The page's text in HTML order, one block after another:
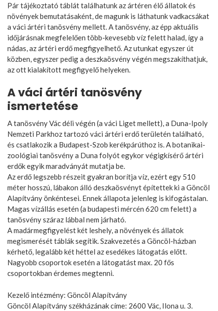
Pár tájékoztató táblát találhatunk az ártéren élő állatok és
növények bemutatásaként, de magunk is láthatunk vadkacsákat
a váci ártéri tanösvény mellett. A tanösvény, az épp aktuális
időjárásnak megfelelően több-kevesebb víz felett halad, így a
nádas, az ártéri erdő megfigyelhető. Az utunkat egyszer út
közben, egyszer pedig a deszkaösvény végén megszakíthatjuk,
az ott kialakított megfigyelő helyeken.
A váci ártéri tanösvény
ismertetése
A tanösvény Vác déli végén (a váci Liget mellett), a Duna-Ipoly
Nemzeti Parkhoz tartozó váci ártéri erdő területén található,
és csatlakozik a Budapest-Szob kerékpárúthoz is. A botanikai-
zoológiai tanösvény a Duna folyót egykor végigkísérő ártéri
erdők egyik maradványát mutatja be.
Az erdő legszebb részeit gyakran borítja víz, ezért egy 510
méter hosszú, lábakon álló deszkaösvényt építettek ki a Göncöl
Alapítvány önkéntesei. Ennek állapota jelenleg is kifogástalan.
Magas vízállás esetén (a budapesti mércén 620 cm felett) a
tanösvény száraz lábbal nem járható.
A madármegfigyelést két leshely, a növények és állatok
megismerését táblák segítik. Szakvezetés a Göncöl-házban
kérhető, legalább két héttel az esedékes látogatás előtt.
Nagyobb csoportok esetén a látogatást max. 20 fős
csoportokban érdemes megtenni.
Kezelő intézmény: Göncöl Alapítvány
Göncöl Alapítvány székházának címe: 2600 Vác, Ilona u. 3.